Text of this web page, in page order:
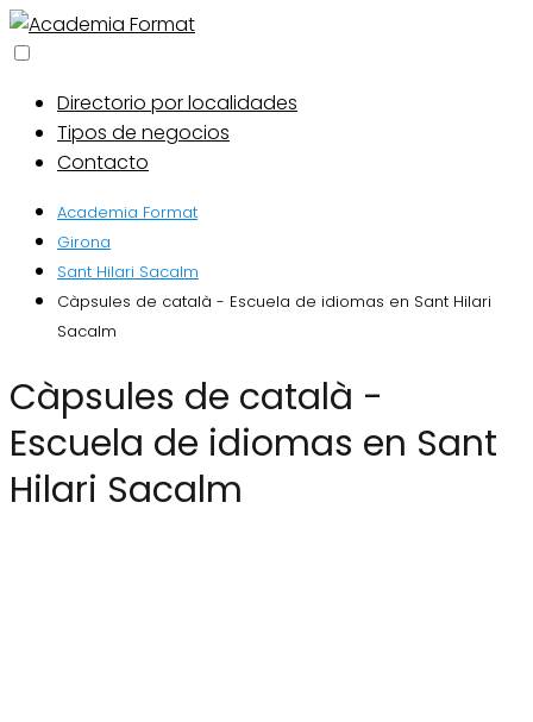
Directorio por localidades
Tipos de negocios
Contacto
Academia Format
Girona
Sant Hilari Sacalm
Càpsules de català - Escuela de idiomas en Sant Hilari
Sacalm
Càpsules de català -
Escuela de idiomas en Sant
Hilari Sacalm